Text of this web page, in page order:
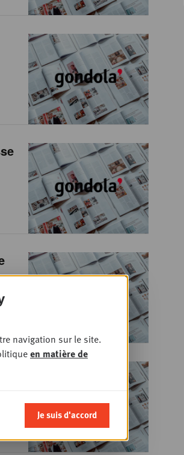
navigation sur le site.
en matière de
Je suis d'accord